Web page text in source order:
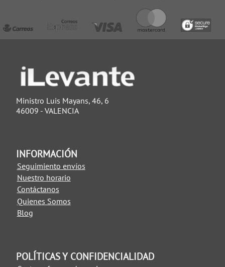
Ministro Luis Mayans, 46, 6
46009 - VALENCIA
INFORMACIÓN
Seguimiento envíos
Nuestro horario
Contáctanos
Quienes Somos
Blog
POLÍTICAS Y CONFIDENCIALIDAD